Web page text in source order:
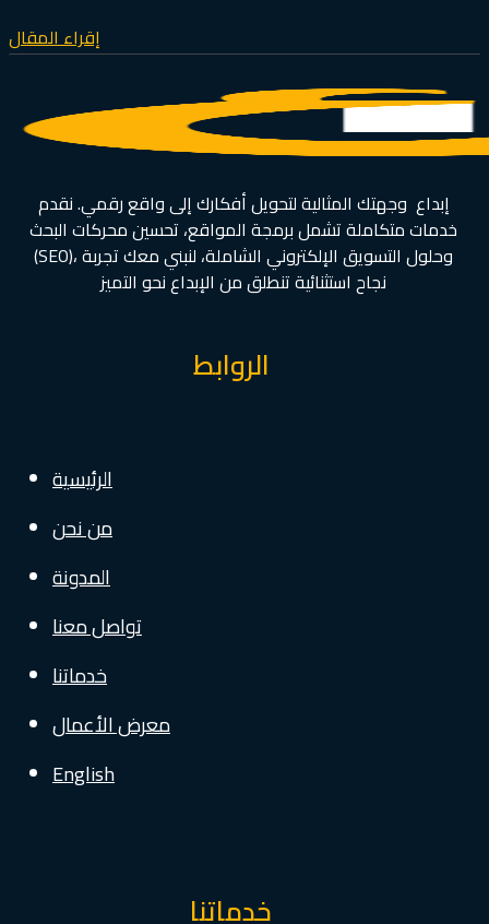
إقراء المقال
إبداع وجهتك المثالية لتحويل أفكارك إلى واقع رقمي. نقدم
خدمات متكاملة تشمل برمجة المواقع، تحسين محركات البحث
(SEO)، وحلول التسويق الإلكتروني الشاملة، لنبني معك تجربة
نجاح استثنائية تنطلق من الإبداع نحو التميز
الروابط
الرئيسية
من نحن
المدونة
تواصل معنا
خدماتنا
معرض الأعمال
English
خدماتنا